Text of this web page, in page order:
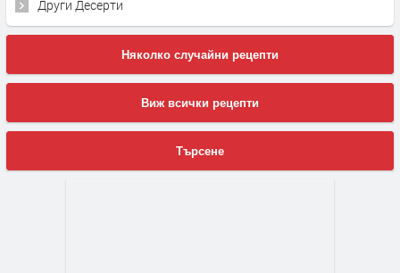
Други Десерти
Няколко случайни рецепти
Виж всички рецепти
Търсене